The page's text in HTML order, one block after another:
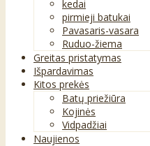
kedai
pirmieji batukai
Pavasaris-vasara
Ruduo-žiema
Greitas pristatymas
Išpardavimas
Kitos prekės
Batų priežiūra
Kojinės
Vidpadžiai
Naujienos